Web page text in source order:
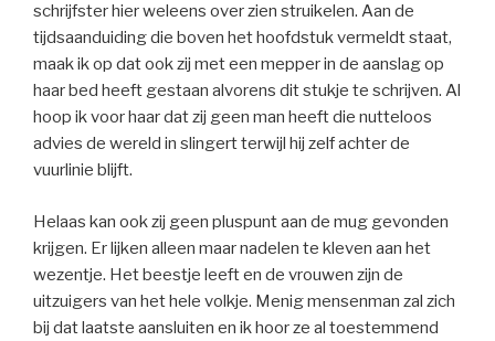
schrijfster hier weleens over zien struikelen. Aan de
tijdsaanduiding die boven het hoofdstuk vermeldt staat,
maak ik op dat ook zij met een mepper in de aanslag op
haar bed heeft gestaan alvorens dit stukje te schrijven. Al
hoop ik voor haar dat zij geen man heeft die nutteloos
advies de wereld in slingert terwijl hij zelf achter de
vuurlinie blijft.
Helaas kan ook zij geen pluspunt aan de mug gevonden
krijgen. Er lijken alleen maar nadelen te kleven aan het
wezentje. Het beestje leeft en de vrouwen zijn de
uitzuigers van het hele volkje. Menig mensenman zal zich
bij dat laatste aansluiten en ik hoor ze al toestemmend